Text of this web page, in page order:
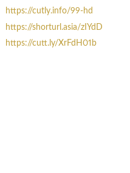
https://cutly.info/99-hd
https://shorturl.asia/zIYdD
https://cutt.ly/XrFdH01b